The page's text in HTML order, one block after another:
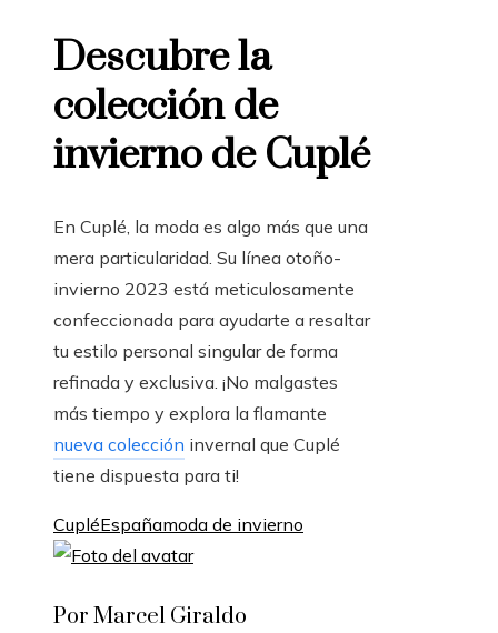
Descubre la
colección de
invierno de Cuplé
En Cuplé, la moda es algo más que una
mera particularidad. Su línea otoño-
invierno 2023 está meticulosamente
confeccionada para ayudarte a resaltar
tu estilo personal singular de forma
refinada y exclusiva. ¡No malgastes
más tiempo y explora la flamante
nueva colección invernal que Cuplé
tiene dispuesta para ti!
CupléEspañamoda de invierno
Por Marcel Giraldo